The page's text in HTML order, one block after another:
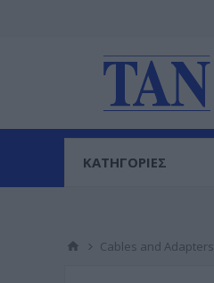
ΚΑΤΗΓΟΡΙΕΣ
Cables and Adapters